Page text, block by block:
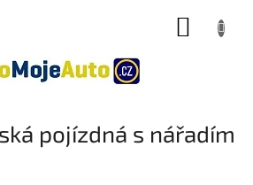
pojízdná s nářadím